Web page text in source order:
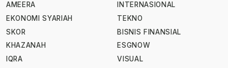
AMEERA
EKONOMI SYARIAH
SKOR
KHAZANAH
IQRA
INTERNASIONAL
TEKNO
BISNIS FINANSIAL
ESGNOW
VISUAL